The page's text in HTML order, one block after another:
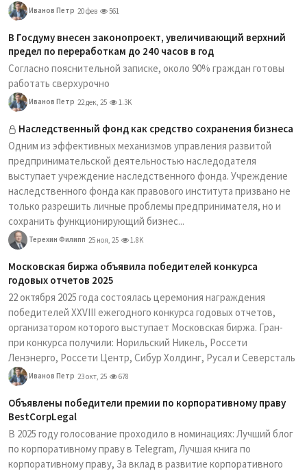
Иванов Петр 20 фев 561
В Госдуму внесен законопроект, увеличивающий верхний
предел по переработкам до 240 часов в год
Согласно пояснительной записке, около 90% граждан готовы
работать сверхурочно
Иванов Петр 22 дек, 25 1.3K
Наследственный фонд как средство сохранения бизнеса
Одним из эффективных механизмов управления развитой
предпринимательской деятельностью наследодателя
выступает учреждение наследственного фонда. Учреждение
наследственного фонда как правового института призвано не
только разрешить личные проблемы предпринимателя, но и
сохранить функционирующий бизнес...
Терехин Филипп 25 ноя, 25 1.8K
Московская биржа объявила победителей конкурса
годовых отчетов 2025
22 октября 2025 года состоялась церемония награждения
победителей XXVIII ежегодного конкурса годовых отчетов,
организатором которого выступает Московская биржа. Гран-
при конкурса получили: Норильский Никель, Россети
Ленэнерго, Россети Центр, Сибур Холдинг, Русал и Северсталь
Иванов Петр 23 окт, 25 678
Объявлены победители премии по корпоративному праву
BestCorpLegal
В 2025 году голосование проходило в номинациях: Лучший блог
по корпоративному праву в Telegram, Лучшая книга по
корпоративному праву, За вклад в развитие корпоративного